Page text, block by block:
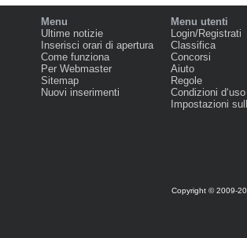
Menu
Ultime notizie
Inserisci orari di apertura
Come funziona
Per Webmaster
Sitemap
Nuovi inserimenti
Menu utenti
Login/Registrati
Classifica
Concorsi
Aiuto
Regole
Condizioni d‘uso
Impostazioni
Copyright © 2009-